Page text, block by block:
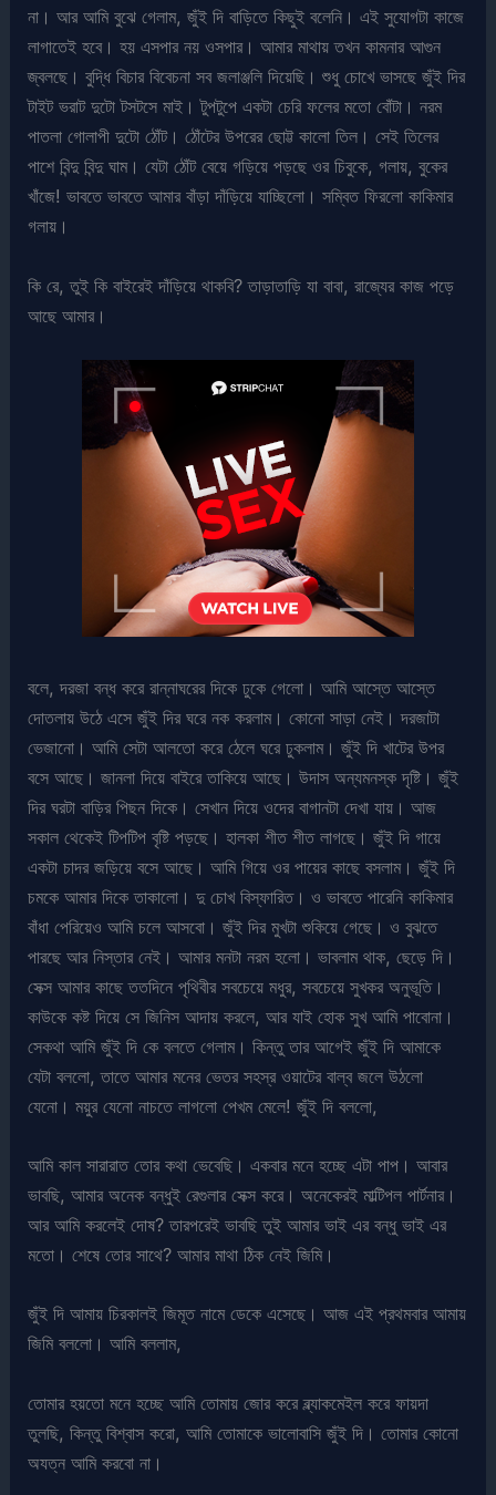
না। আর আমি বুঝে গেলাম, জুঁই দি বাড়িতে কিছুই বলেনি। এই সুযোগটা কাজে
লাগাতেই হবে। হয় এসপার নয় ওসপার। আমার মাথায় তখন কামনার আগুন
জ্বলছে। বুদ্ধি বিচার বিবেচনা সব জলাঞ্জলি দিয়েছি। শুধু চোখে ভাসছে জুঁই দির
টাইট ভরাট দুটো টসটসে মাই। টুপটুপে একটা চেরি ফলের মতো বোঁটা। নরম
পাতলা গোলাপী দুটো ঠোঁট। ঠোঁটের উপরের ছোট্ট কালো তিল। সেই তিলের
পাশে বিন্দু বিন্দু ঘাম। যেটা ঠোঁট বেয়ে গড়িয়ে পড়ছে ওর চিবুকে, গলায়, বুকের
খাঁজে! ভাবতে ভাবতে আমার বাঁড়া দাঁড়িয়ে যাচ্ছিলো। সম্বিত ফিরলো কাকিমার
গলায়।
কি রে, তুই কি বাইরেই দাঁড়িয়ে থাকবি? তাড়াতাড়ি যা বাবা, রাজ্যের কাজ পড়ে
আছে আমার।
বলে, দরজা বন্ধ করে রান্নাঘরের দিকে ঢুকে গেলো। আমি আস্তে আস্তে
দোতলায় উঠে এসে জুঁই দির ঘরে নক করলাম। কোনো সাড়া নেই। দরজাটা
ভেজানো। আমি সেটা আলতো করে ঠেলে ঘরে ঢুকলাম। জুঁই দি খাটের উপর
বসে আছে। জানলা দিয়ে বাইরে তাকিয়ে আছে। উদাস অন্যমনস্ক দৃষ্টি। জুঁই
দির ঘরটা বাড়ির পিছন দিকে। সেখান দিয়ে ওদের বাগানটা দেখা যায়। আজ
সকাল থেকেই টিপটিপ বৃষ্টি পড়ছে। হালকা শীত শীত লাগছে। জুঁই দি গায়ে
একটা চাদর জড়িয়ে বসে আছে। আমি গিয়ে ওর পায়ের কাছে বসলাম। জুঁই দি
চমকে আমার দিকে তাকালো। দু চোখ বিস্ফারিত। ও ভাবতে পারেনি কাকিমার
বাঁধা পেরিয়েও আমি চলে আসবো। জুঁই দির মুখটা শুকিয়ে গেছে। ও বুঝতে
পারছে আর নিস্তার নেই। আমার মনটা নরম হলো। ভাবলাম থাক, ছেড়ে দি।
সেক্স আমার কাছে ততদিনে পৃথিবীর সবচেয়ে মধুর, সবচেয়ে সুখকর অনুভূতি।
কাউকে কষ্ট দিয়ে সে জিনিস আদায় করলে, আর যাই হোক সুখ আমি পাবোনা।
সেকথা আমি জুঁই দি কে বলতে গেলাম। কিন্তু তার আগেই জুঁই দি আমাকে
যেটা বললো, তাতে আমার মনের ভেতর সহস্র ওয়াটের বাল্ব জলে উঠলো
যেনো। ময়ুর যেনো নাচতে লাগলো পেখম মেলে! জুঁই দি বললো,
আমি কাল সারারাত তোর কথা ভেবেছি। একবার মনে হচ্ছে এটা পাপ। আবার
ভাবছি, আমার অনেক বন্ধুই রেগুলার সেক্স করে। অনেকেরই মাল্টিপল পার্টনার।
আর আমি করলেই দোষ? তারপরেই ভাবছি তুই আমার ভাই এর বন্ধু ভাই এর
মতো। শেষে তোর সাথে? আমার মাথা ঠিক নেই জিমি।
জুঁই দি আমায় চিরকালই জিমূত নামে ডেকে এসেছে। আজ এই প্রথমবার আমায়
জিমি বললো। আমি বললাম,
তোমার হয়তো মনে হচ্ছে আমি তোমায় জোর করে ব্ল্যাকমেইল করে ফায়দা
তুলছি, কিন্তু বিশ্বাস করো, আমি তোমাকে ভালোবাসি জুঁই দি। তোমার কোনো
অযত্ন আমি করবো না।